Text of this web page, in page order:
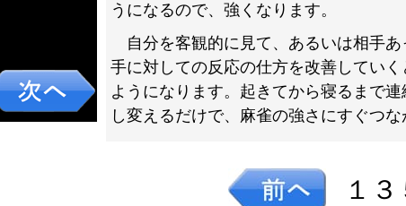
うになるので、強くなります。
自分を客観的に見て、あるいは相手
手に対しての反応の仕方を改善してい
ようになります。起きてから寝るまで
し変えるだけで、麻雀の強さにすぐつ
１３